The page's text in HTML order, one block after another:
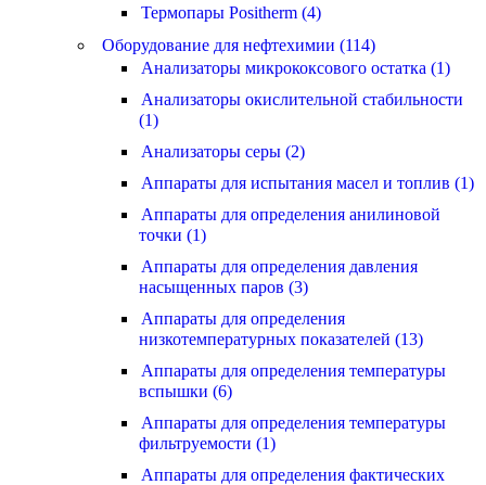
Термопары Positherm (4)
Оборудование для нефтехимии (114)
Анализаторы микрококсового остатка (1)
Анализаторы окислительной стабильности
(1)
Анализаторы серы (2)
Аппараты для испытания масел и топлив (1)
Аппараты для определения анилиновой
точки (1)
Аппараты для определения давления
насыщенных паров (3)
Аппараты для определения
низкотемпературных показателей (13)
Аппараты для определения температуры
вспышки (6)
Аппараты для определения температуры
фильтруемости (1)
Аппараты для определения фактических